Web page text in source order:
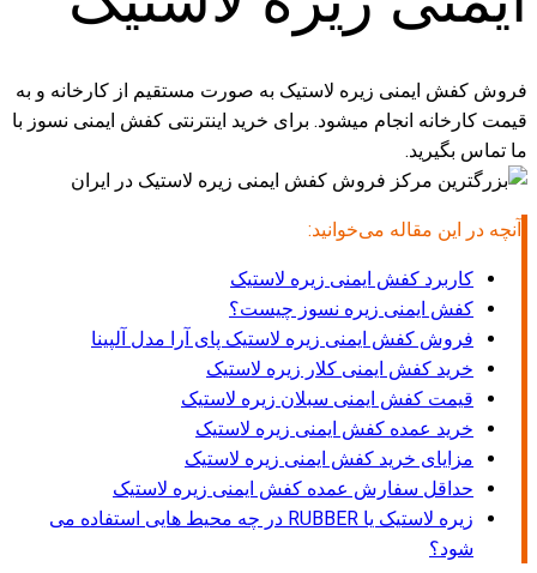
فروش کفش ایمنی زیره لاستیک به صورت مستقیم از کارخانه و به
قیمت کارخانه انجام میشود. برای خرید اینترنتی کفش ایمنی نسوز با
ما تماس بگیرید.
آنچه در این مقاله می‌خوانید:
کاربرد کفش ایمنی زیره لاستیک
کفش ایمنی زیره نسوز چیست؟
فروش کفش ایمنی زیره لاستیک پای آرا مدل آلپینا
خرید کفش ایمنی کلار زیره لاستیک
قیمت کفش ایمنی سبلان زیره لاستیک
خرید عمده کفش ایمنی زیره لاستیک
مزایای خرید کفش ایمنی زیره لاستیک
حداقل سفارش عمده کفش ایمنی زیره لاستیک
زیره لاستیک یا RUBBER در چه محیط هایی استفاده می
شود؟